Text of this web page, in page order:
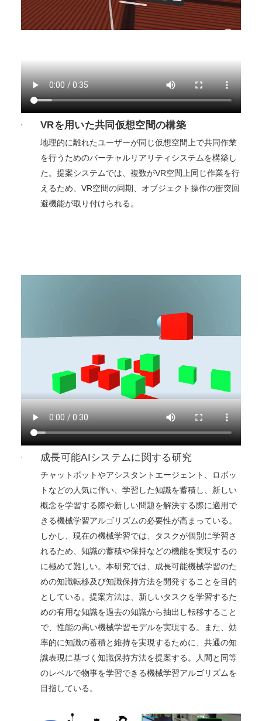
VRを用いた共同仮想空間の構築
地理的に離れたユーザーが同じ仮想空間上で共同作業
を行うためのバーチャルリアリティシステムを構築し
た。提案システムでは、複数がVR空間上同じ作業を行
えるため、VR空間の同期、オブジェクト操作の衝突回
避機能が取り付けられる。
成長可能AIシステムに関する研究
チャットボットやアシスタントエージェント、ロボッ
トなどの人気に伴い、学習した知識を蓄積し、新しい
概念を学習する際や新しい問題を解決する際に適用で
きる機械学習アルゴリズムの必要性が高まっている。
しかし、現在の機械学習では、タスクが個別に学習さ
れるため、知識の蓄積や保持などの機能を実現するの
に極めて難しい。本研究では、成長可能機械学習のた
めの知識転移及び知識保持方法を開発することを目的
としている。提案方法は、新しいタスクを学習するた
めの有用な知識を過去の知識から抽出し転移すること
で、性能の高い機械学習モデルを実現する。また、効
率的に知識の蓄積と維持を実現するために、共通の知
識表現に基づく知識保持方法を提案する。人間と同等
のレベルで物事を学習できる機械学習アルゴリズムを
目指している。